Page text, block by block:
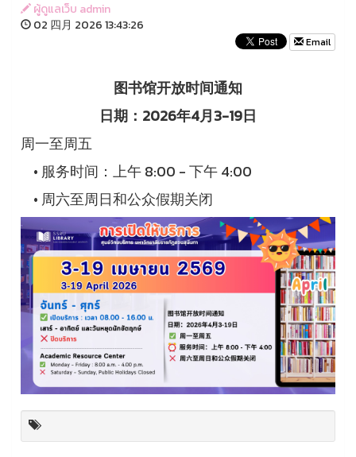
ผู้ดูแลเว็บ admin
02 四月 2026 13:43:26
Email
图书馆开放时间通知
日期：2026年4月3-19日
周一至周五
• 服务时间：上午 8:00 - 下午 4:00
• 周六至周日和公众假期关闭